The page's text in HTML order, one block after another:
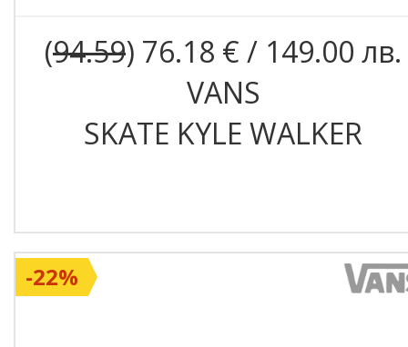
(94.59) 76.18 € / 149.00 лв.
VANS
SKATE KYLE WALKER
-22%